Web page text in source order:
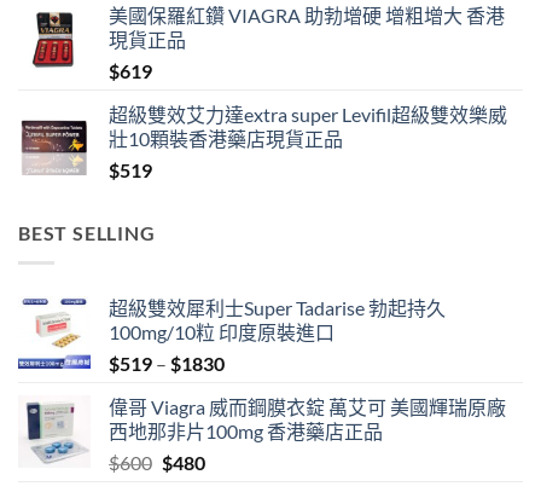
$519
美國保羅紅鑽 VIAGRA 助勃增硬 增粗增大 香港
現貨正品
$619
超級雙效艾力達extra super Levifil超級雙效樂威
壯10顆裝香港藥店現貨正品
$519
BEST SELLING
超級雙效犀利士Super Tadarise 勃起持久
100mg/10粒 印度原裝進口
$519 – $1830Price
$519
through
偉哥 Viagra 威而鋼膜衣錠 萬艾可 美國輝瑞原廠
西地那非片100mg 香港藥店正品
$600 Original
$480Current